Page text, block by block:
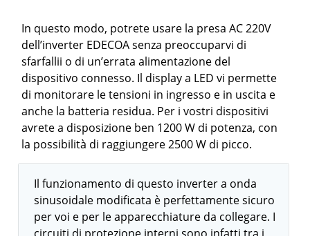
In questo modo, potrete usare la presa AC 220V
dell’inverter EDECOA senza preoccuparvi di
sfarfallii o di un’errata alimentazione del
dispositivo connesso. Il display a LED vi permette
di monitorare le tensioni in ingresso e in uscita e
anche la batteria residua. Per i vostri dispositivi
avrete a disposizione ben 1200 W di potenza, con
la possibilità di raggiungere 2500 W di picco.
Il funzionamento di questo inverter a onda
sinusoidale modificata è perfettamente sicuro
per voi e per le apparecchiature da collegare. I